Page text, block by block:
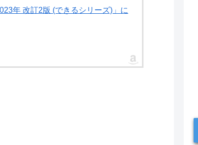
年 改訂2版 (できるシリーズ)」に